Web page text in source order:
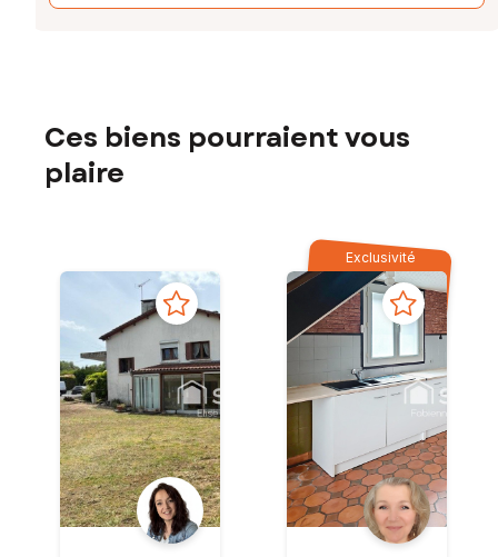
Ces biens pourraient vous
plaire
Exclusivité